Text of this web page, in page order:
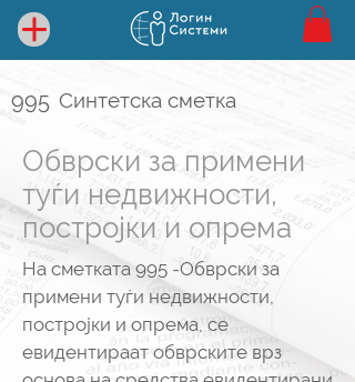
995 Синтетска сметка
Обврски за примени
туѓи недвижности,
постројки и опрема
На сметката 995 -Обврски за
примени туѓи недвижности,
постројки и опрема, се
евидентираат обврските врз